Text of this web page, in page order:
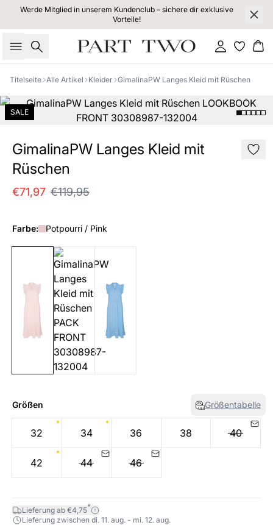
Werde Mitglied in unserem Kundenclub – sichere dir exklusive
Vorteile!
Suche Einloggen
Titelseite Alle Artikel Kleider GimalinaPW Langes Kleid mit Rüschen
SALE
GimalinaPW Langes Kleid mit
Rüschen
€71,97 €119,95
Farbe: Potpourri / Pink
Größen Größentabelle
32 34 36 38 40
42 44 46
Lieferung ab €4,75*
Lieferung zwischen di. 11. aug. - mi. 12. aug.